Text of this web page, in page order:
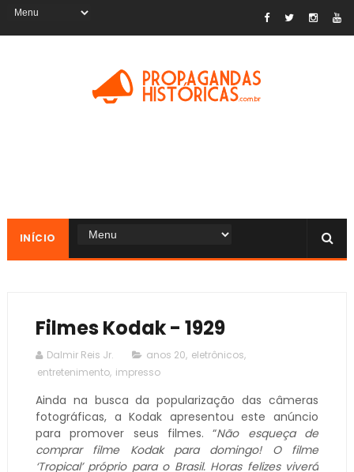
INÍCIO
Filmes Kodak - 1929
Dalmir Reis Jr. anos 20, eletrônicos,
entretenimento, impresso
Ainda na busca da popularização das câmeras
fotográficas, a Kodak apresentou este anúncio
para promover seus filmes. “Não esqueça de
comprar filme Kodak para domingo! O filme
‘Tropical’ próprio para o Brasil. Horas felizes viverá